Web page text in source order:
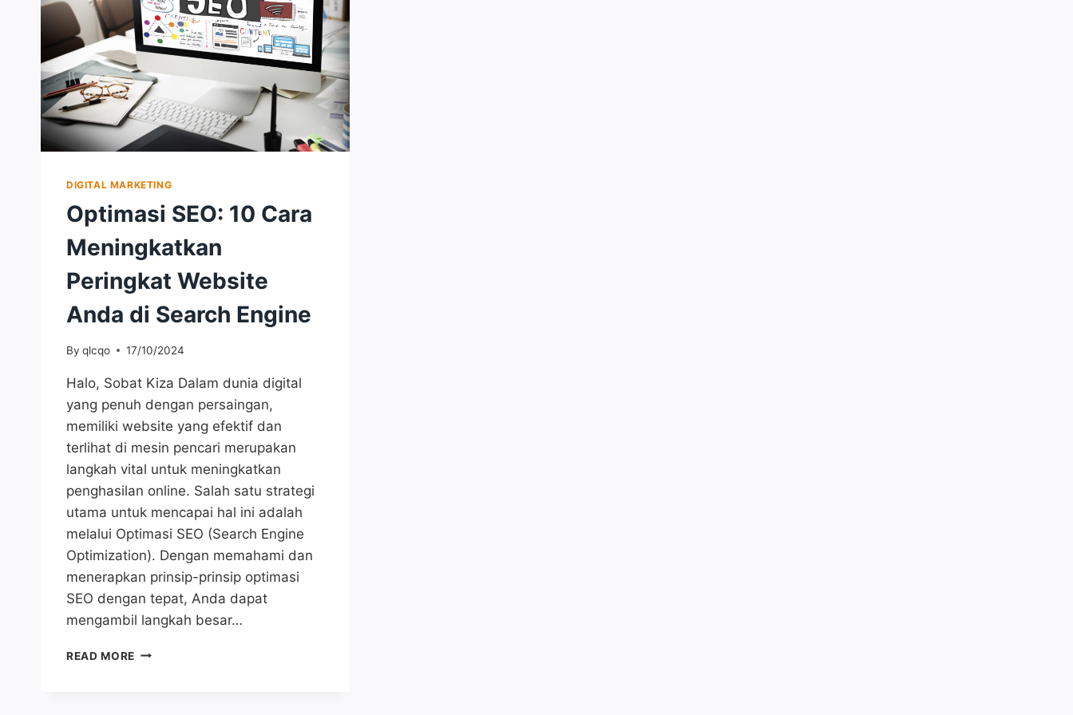
DIGITAL MARKETING
Optimasi SEO: 10 Cara
Meningkatkan
Peringkat Website
Anda di Search Engine
By qlcqo 17/10/2024
Halo, Sobat Kiza Dalam dunia digital
yang penuh dengan persaingan,
memiliki website yang efektif dan
terlihat di mesin pencari merupakan
langkah vital untuk meningkatkan
penghasilan online. Salah satu strategi
utama untuk mencapai hal ini adalah
melalui Optimasi SEO (Search Engine
Optimization). Dengan memahami dan
menerapkan prinsip-prinsip optimasi
SEO dengan tepat, Anda dapat
mengambil langkah besar…
READ MORE OPTIMASI